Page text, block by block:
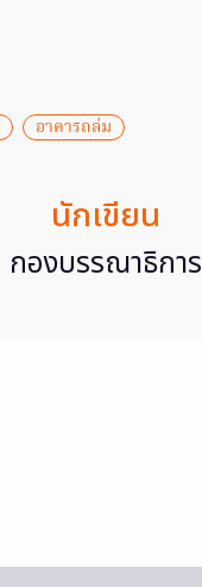
อาคารถล่ม
นักเขียน
กองบรรณาธิการ